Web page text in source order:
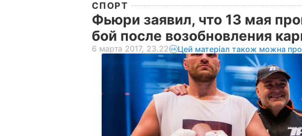
СПОРТ
Фьюри заявил, что 13 мая
бой после возобновления
6 марта 2017, 23.22 Цей матеріал також можна